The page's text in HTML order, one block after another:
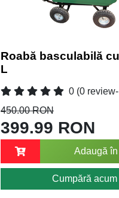
Roabă basculabilă
L
0 (0
450.00 RON
399.99 RON
Adaugă
Cumpără acum